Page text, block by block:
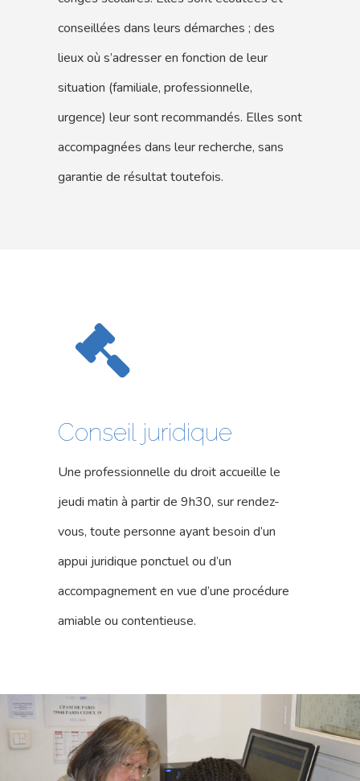
conseillées dans leurs démarches ; des
lieux où s’adresser en fonction de leur
situation (familiale, professionnelle,
urgence) leur sont recommandés. Elles sont
accompagnées dans leur recherche, sans
garantie de résultat toutefois.
Conseil juridique
Une professionnelle du droit accueille le
jeudi matin à partir de 9h30, sur rendez-
vous, toute personne ayant besoin d’un
appui juridique ponctuel ou d’un
accompagnement en vue d’une procédure
amiable ou contentieuse.